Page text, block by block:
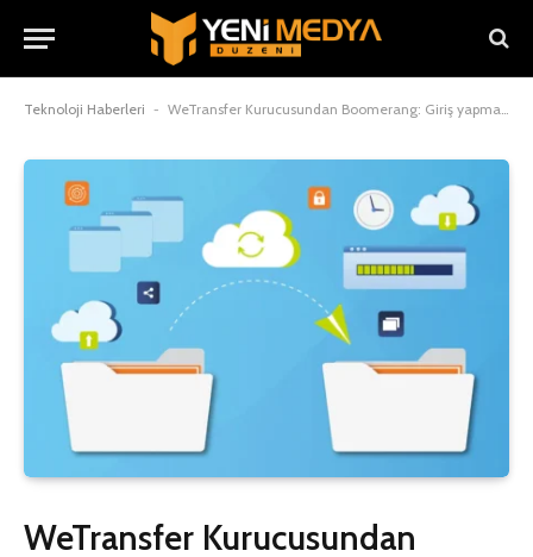
Teknoloji Haberleri - WeTransfer Kurucusundan Boomerang: Giriş yapmadan dosya paylaşımı dönemi
WeTransfer Kurucusundan